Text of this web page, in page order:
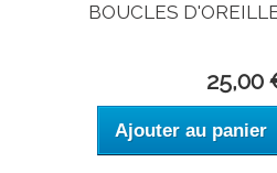
BOUCLES
25,00
Ajouter au panier